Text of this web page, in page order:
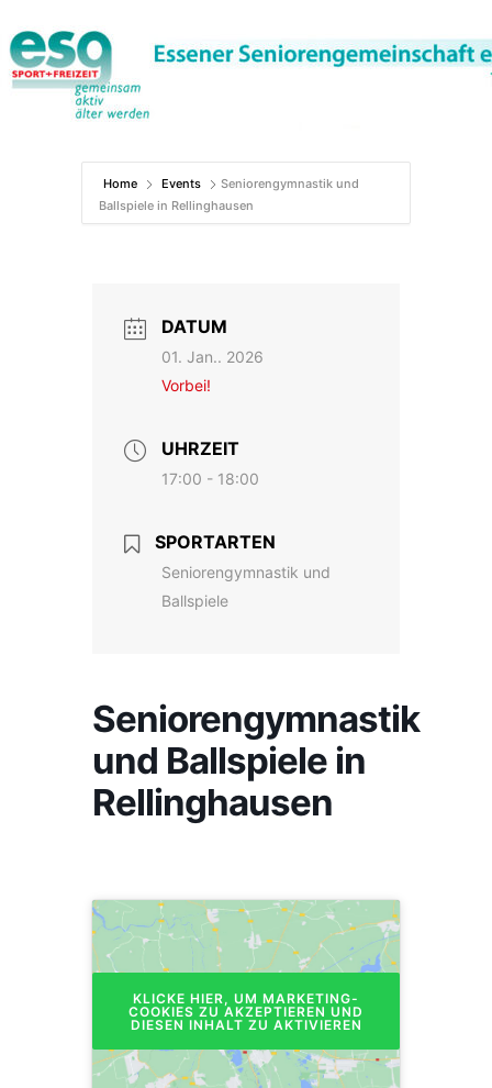
Inhalt
springen
Home Events
Seniorengymnastik und
Ballspiele in Rellinghausen
DATUM
01. Jan.. 2026
Vorbei!
UHRZEIT
17:00 - 18:00
SPORTARTEN
Seniorengymnastik und
Ballspiele
Seniorengymnastik
und Ballspiele in
Rellinghausen
KLICKE HIER, UM MARKETING-
COOKIES ZU AKZEPTIEREN UND
DIESEN INHALT ZU AKTIVIEREN